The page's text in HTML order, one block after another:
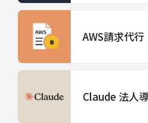
AWS請求代行
Claude 法人